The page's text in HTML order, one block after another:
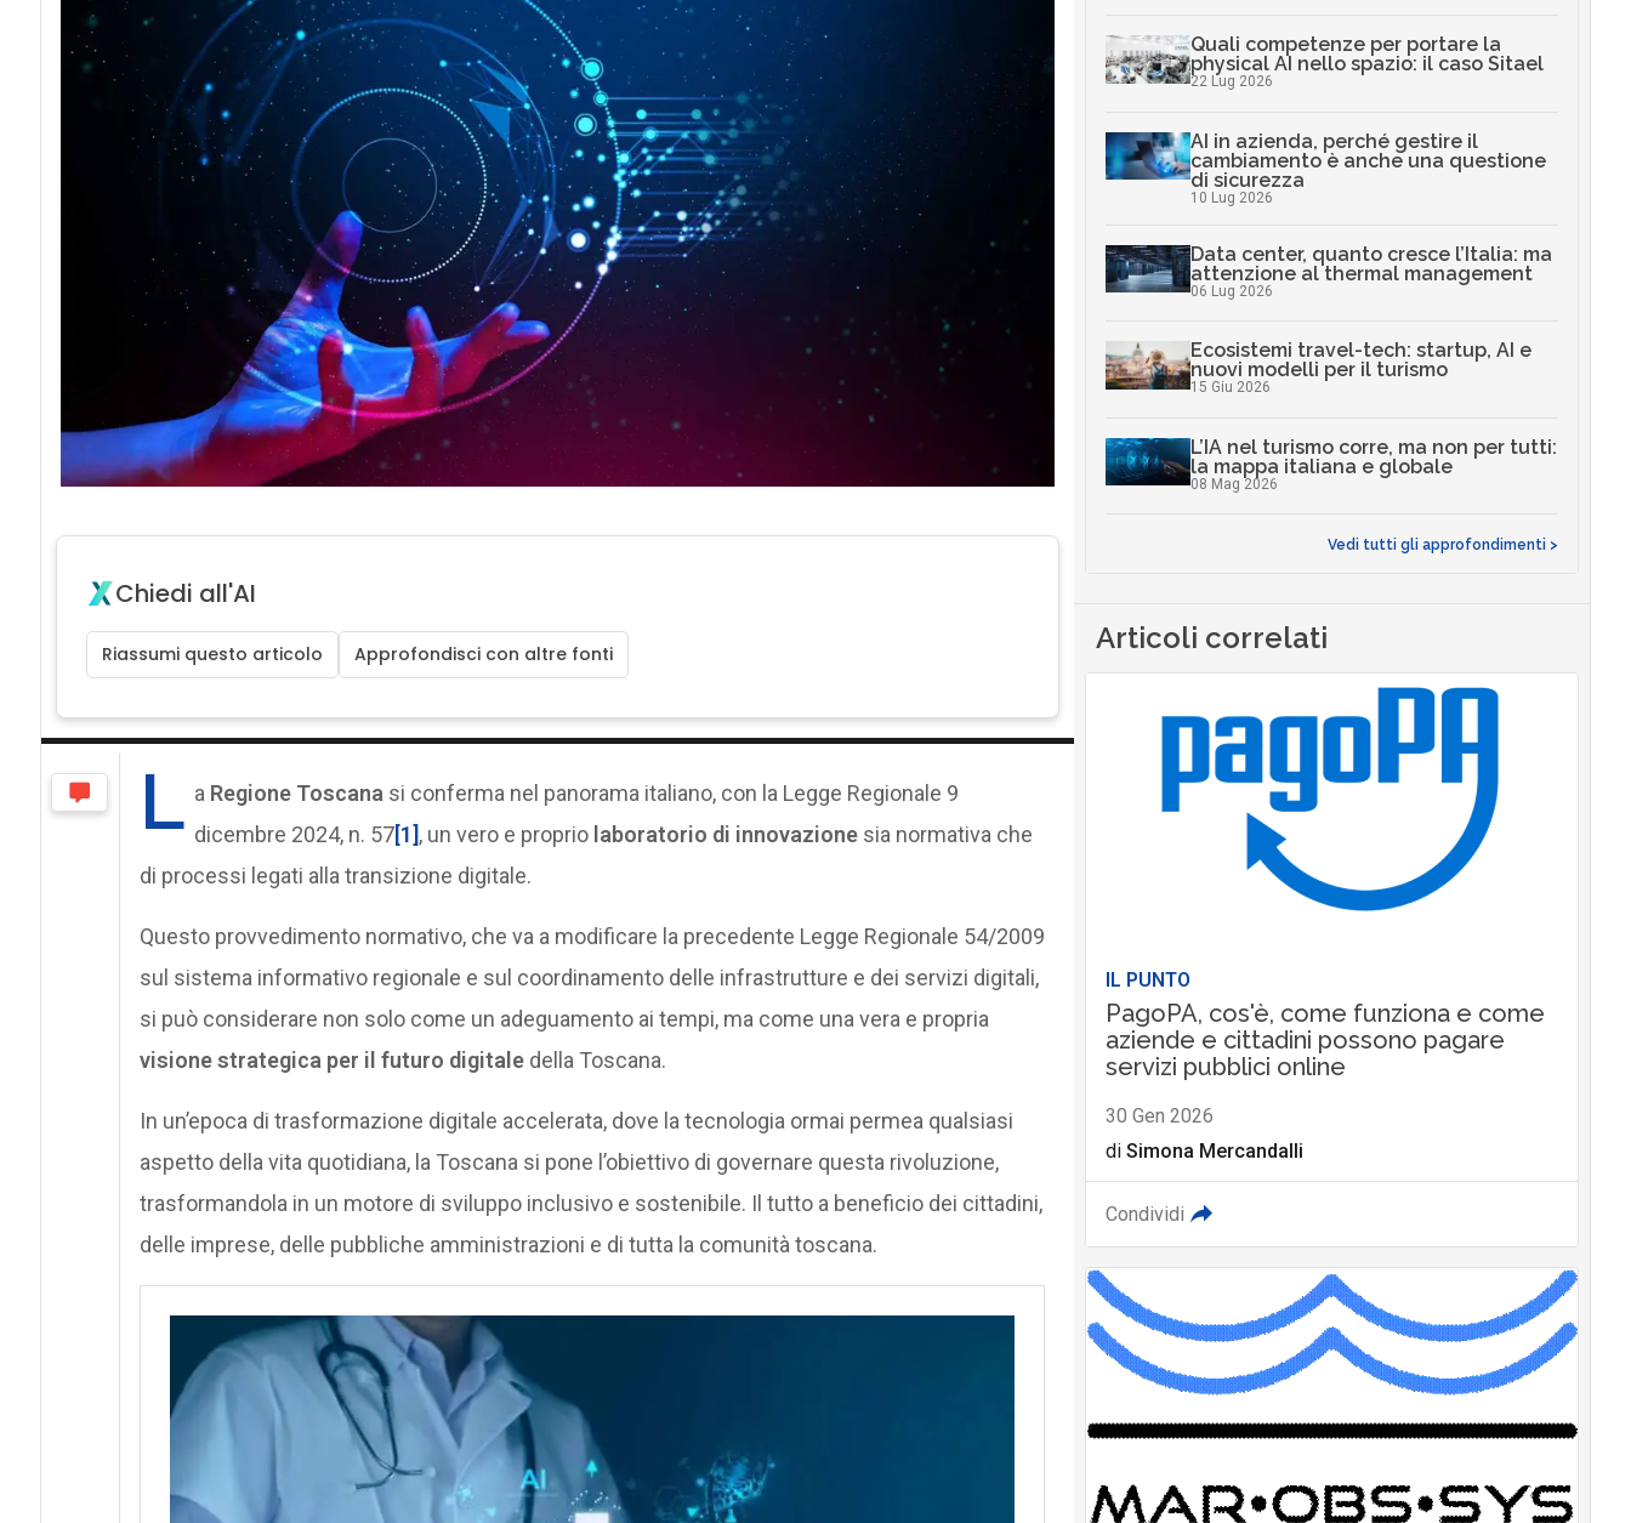
Chiedi all'AI
Riassumi questo articolo Approfondisci con altre fonti
L a Regione Toscana si conferma nel panorama italiano, con la Legge Regionale 9
dicembre 2024, n. 57[1], un vero e propriolaboratorio di innovazione sia normativa che
di processi legati alla transizione digitale.
Questo provvedimento normativo, che va a modificare la precedente Legge Regionale 54/2009
sul sistema informativo regionale e sul coordinamento delle infrastrutture e dei servizi digitali,
si può considerare non solo come un adeguamento ai tempi, ma come una vera e propria
visione strategica per il futuro digitaledella Toscana.
In un’epoca di trasformazione digitale accelerata, dove la tecnologia ormai permea qualsiasi
aspetto della vita quotidiana, la Toscana si pone l’obiettivo di governare questa rivoluzione,
trasformandola in un motore di sviluppo inclusivo e sostenibile. Il tutto a beneficio dei cittadini,
delle imprese, delle pubbliche amministrazioni e di tutta la comunità toscana.
Quali competenze per portare la
physical AI nello spazio: il caso Sitael
22 Lug 2026
AI in azienda, perché gestire il
cambiamento è anche una questione
di sicurezza
10 Lug 2026
Data center, quanto cresce l’Italia: ma
attenzione al thermal management
06 Lug 2026
Ecosistemi travel-tech: startup, AI e
nuovi modelli per il turismo
15 Giu 2026
L’IA nel turismo corre, ma non per tutti:
la mappa italiana e globale
08 Mag 2026
Vedi tutti gli approfondimenti >
Articoli correlati
IL PUNTO
PagoPA, cos'è, come funziona e come
aziende e cittadini possono pagare
servizi pubblici online
30 Gen 2026
di Simona Mercandalli
Condividi